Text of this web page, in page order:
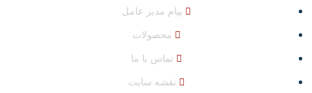
پیام مدیر عامل
محصولات
تماس با ما
نقشه سایت